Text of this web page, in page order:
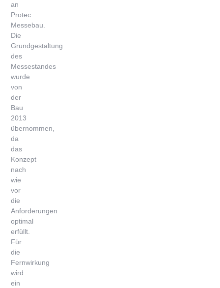
an
Protec
Messebau.
Die
Grundgestaltung
des
Messestandes
wurde
von
der
Bau
2013
übernommen,
da
das
Konzept
nach
wie
vor
die
Anforderungen
optimal
erfüllt.
Für
die
Fernwirkung
wird
ein